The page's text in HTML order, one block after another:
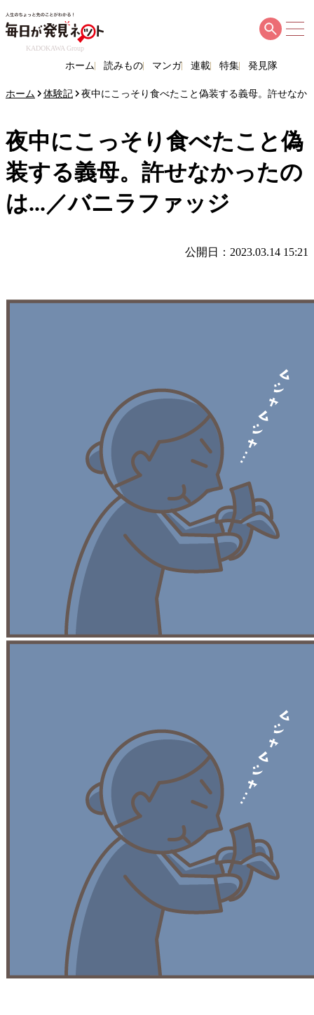
KADOKAWA Group
ホーム 読みもの マンガ 連載 特集 発見隊
ホーム 体験記 夜中にこっそり食べたこと偽装する義母。許せなか
夜中にこっそり食べたこと偽
装する義母。許せなかったの
は...／バニラファッジ
公開日：2023.03.14 15:21